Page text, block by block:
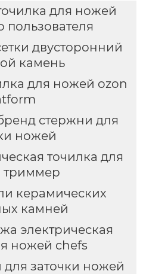
для ножей
пользователя
двусторонний
камень
для ножей ozon
стержни для
ножей
точилка для
триммер
керамических
камней
электрическая
ножей chefs
заточки ножей